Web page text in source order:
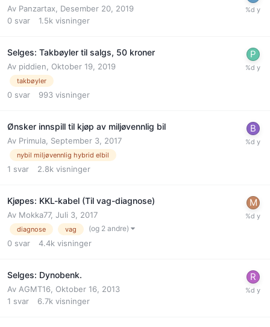
Av Panzartax
Desember 20, 2019
0 svar 1.5k visninger
Selges: Takbøyler til salgs, 50 kroner
Av piddien Oktober 19, 2019
takbøyler
0 svar 993 visninger
Ønsker innspill til kjøp av miljøvennlig bil
Av Primula September 3, 2017
nybil miljøvennlig hybrid elbil
1 svar 2.8k visninger
Kjøpes: KKL-kabel (Til vag-diagnose)
Av Mokka77, Juli 3, 2017
diagnose vag (og 2 andre)
0 svar 4.4k visninger
Selges: Dynobenk.
Av AGMT16, Oktober 16, 2013
1 svar 6.7k visninger